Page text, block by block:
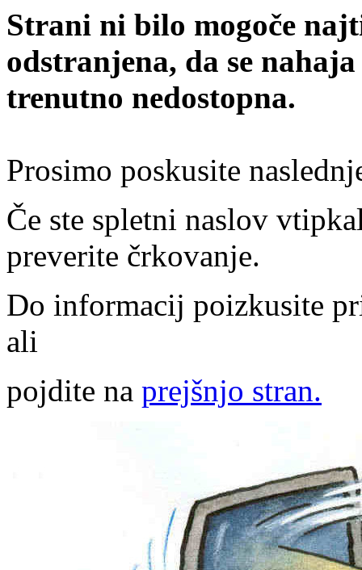
Strani ni bilo mogoče
odstranjena, da se
trenutno nedostopna.
Prosimo poskusite
Če ste spletni naslov
preverite črkovanje.
Do informacij poizkusite
ali
pojdite na prejšnjo stran.